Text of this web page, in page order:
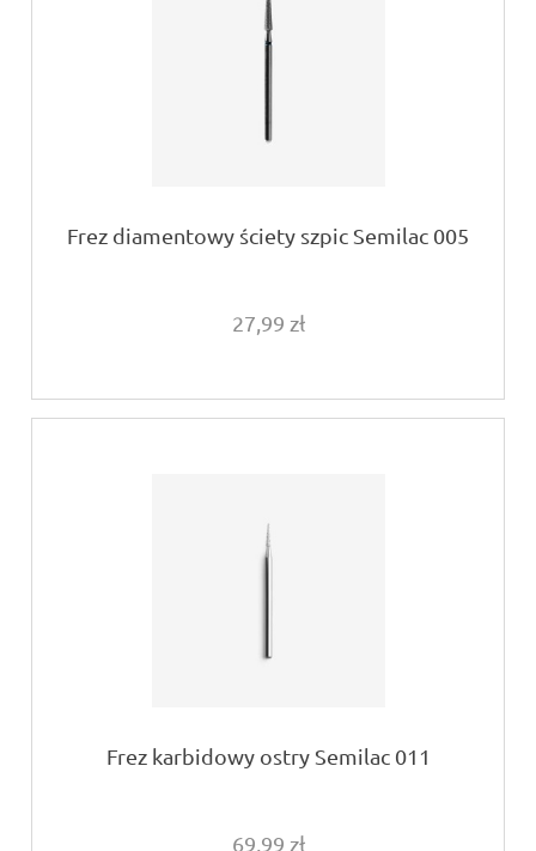
Frez diamentowy ściety szpic Semilac 005
27,99 zł
Frez karbidowy ostry Semilac 011
69,99 zł